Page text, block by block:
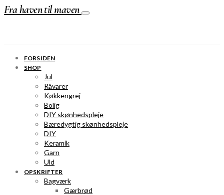
Fra haven til maven
FORSIDEN
SHOP
Jul
Råvarer
Køkkengrej
Bolig
DIY skønhedspleje
Bæredygtig skønhedspleje
DIY
Keramik
Garn
Uld
OPSKRIFTER
Bagværk
Gærbrød